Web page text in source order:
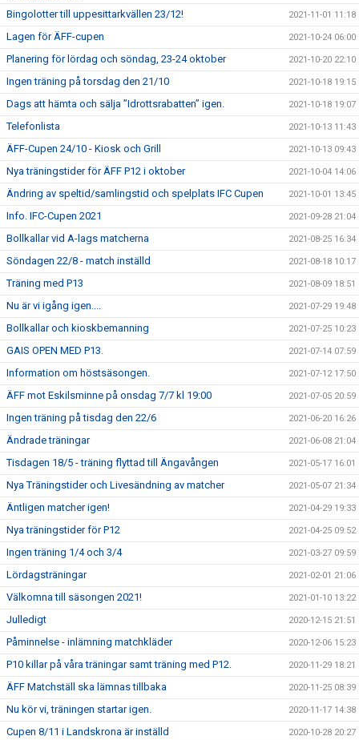
Bingolotter till uppesittarkvällen 23/12! 2021-11-01 11:18
Lagen för ÄFF-cupen 2021-10-24 06:00
Planering för lördag och söndag, 23-24 oktober 2021-10-20 22:10
Ingen träning på torsdag den 21/10 2021-10-18 19:15
Dags att hämta och sälja ”Idrottsrabatten” igen. 2021-10-18 19:07
Telefonlista 2021-10-13 11:43
ÄFF-Cupen 24/10 - Kiosk och Grill 2021-10-13 09:43
Nya träningstider för ÄFF P12 i oktober 2021-10-04 14:06
Ändring av speltid/samlingstid och spelplats IFC Cupen 2021-10-01 13:45
Info. IFC-Cupen 2021 2021-09-28 21:04
Bollkallar vid A-lags matcherna 2021-08-25 16:34
Söndagen 22/8 - match inställd 2021-08-18 10:17
Träning med P13 2021-08-09 18:51
Nu är vi igång igen.... 2021-07-29 19:48
Bollkallar och kioskbemanning 2021-07-25 10:23
GAIS OPEN MED P13. 2021-07-14 07:59
Information om höstsäsongen. 2021-07-12 17:50
ÄFF mot Eskilsminne på onsdag 7/7 kl 19:00 2021-07-05 20:59
Ingen träning på tisdag den 22/6 2021-06-20 16:26
Ändrade träningar 2021-06-08 21:04
Tisdagen 18/5 - träning flyttad till Ängavången 2021-05-17 16:01
Nya Träningstider och Livesändning av matcher 2021-05-07 21:34
Äntligen matcher igen! 2021-04-29 19:33
Nya träningstider för P12 2021-04-25 09:52
Ingen träning 1/4 och 3/4 2021-03-27 09:59
Lördagsträningar 2021-02-01 21:06
Välkomna till säsongen 2021! 2021-01-10 13:22
Julledigt 2020-12-15 21:51
Påminnelse - inlämning matchkläder 2020-12-06 15:23
P10 killar på våra träningar samt träning med P12. 2020-11-29 18:21
ÄFF Matchställ ska lämnas tillbaka 2020-11-25 08:39
Nu kör vi, träningen startar igen. 2020-11-17 14:38
Cupen 8/11 i Landskrona är inställd 2020-10-28 20:27